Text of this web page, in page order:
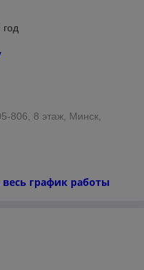
806, 8 этаж, Минск,
весь график работы